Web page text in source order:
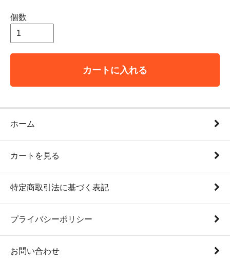
個数
カートに入れる
ホーム
カートを見る
特定商取引法に基づく表記
プライバシーポリシー
お問い合わせ